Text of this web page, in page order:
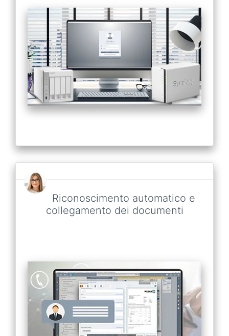
Riconoscimento automatico e
collegamento dei documenti